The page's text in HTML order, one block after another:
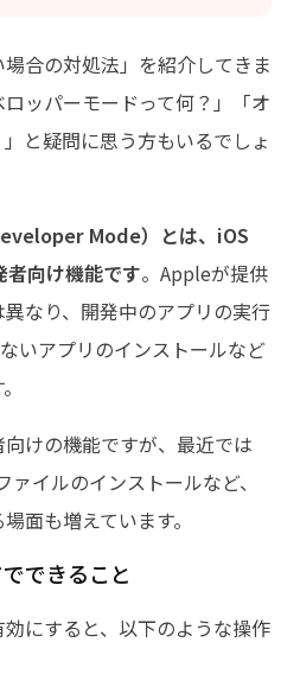
合の対処法」を紹介してきま
ッパーモードって何？」「オ
と疑問に思う方もいるでしょ
Mode）とは、iOS
者向け機能です。Appleが提供
なり、開発中のアプリの実行
いアプリのインストールなど
けの機能ですが、最近では
イルのインストールなど、
面も増えています。
できること
にすると、以下のような操作